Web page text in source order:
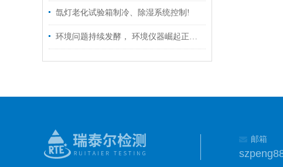
氙灯老化试验箱制冷、除湿系统控制!
环境问题持续发酵， 环境仪器崛起正当时
邮箱